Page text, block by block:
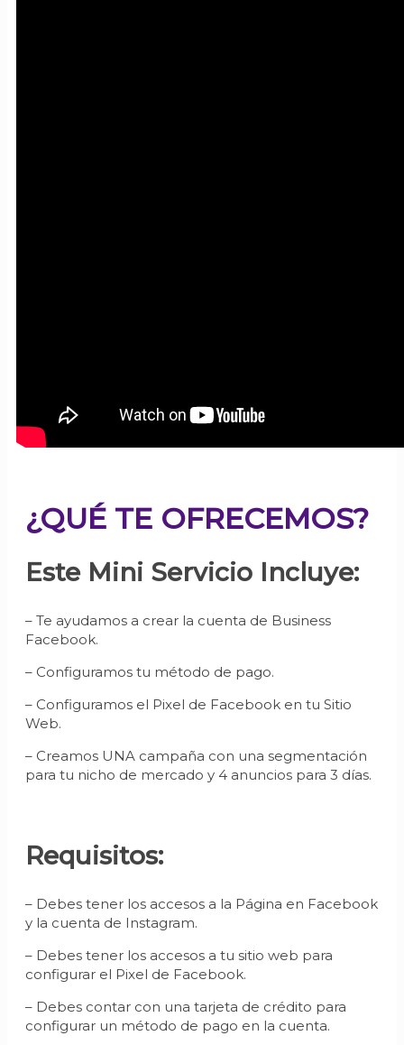
¿QUÉ TE OFRECEMOS?
Este Mini Servicio Incluye:
– Te ayudamos a crear la cuenta de Business
Facebook.
– Configuramos tu método de pago.
– Configuramos el Pixel de Facebook en tu Sitio
Web.
– Creamos UNA campaña con una segmentación
para tu nicho de mercado y 4 anuncios para 3 días.
Requisitos:
– Debes tener los accesos a la Página en Facebook
y la cuenta de Instagram.
– Debes tener los accesos a tu sitio web para
configurar el Pixel de Facebook.
– Debes contar con una tarjeta de crédito para
configurar un método de pago en la cuenta.